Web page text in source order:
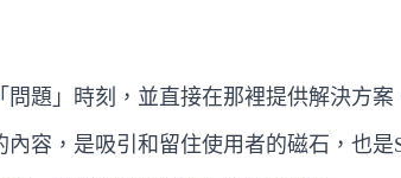
題」時刻，並直接在那裡提供解決方案
容，是吸引和留住使用者的磁石，也是